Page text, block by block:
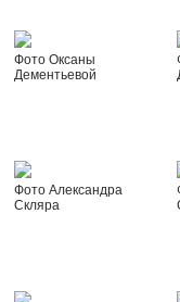
Фото Оксаны
Дементьевой
Фото Александра
Скляра